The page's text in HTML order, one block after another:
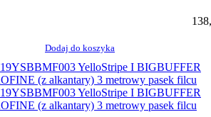
Dodaj do koszyka